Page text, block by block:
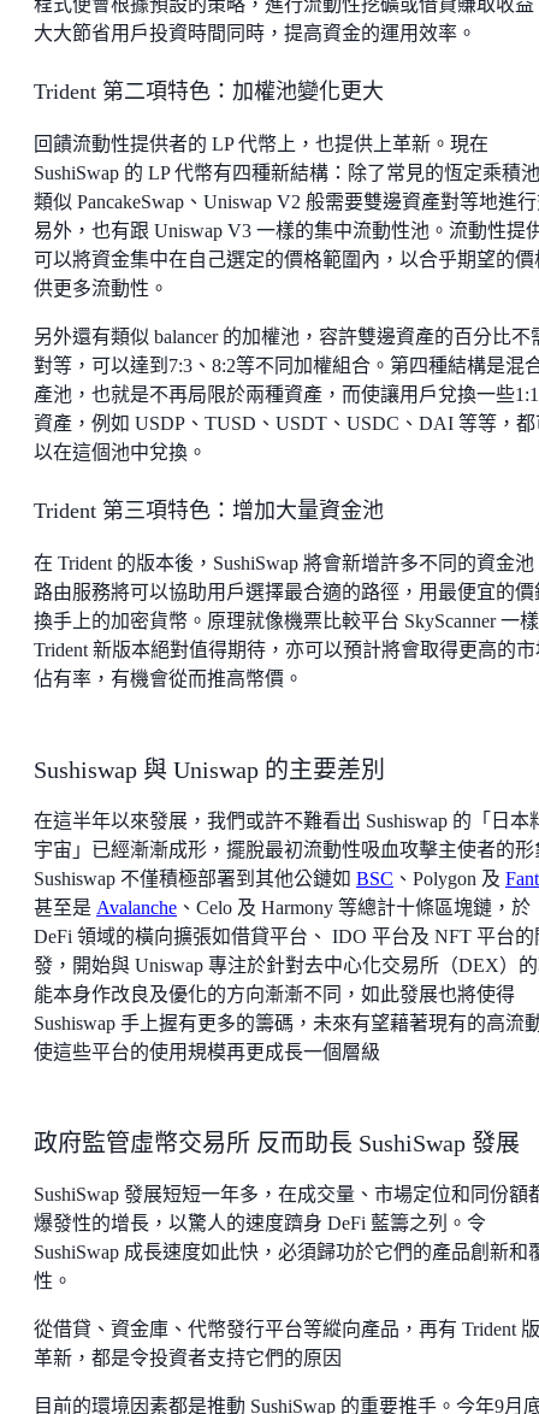
程式便會根據預設的策略，進行流動性挖礦或借貸賺取收益
大大節省用戶投資時間同時，提高資金的運用效率。
Trident 第二項特色：加權池變化更大
回饋流動性提供者的 LP 代幣上，也提供上革新。現在
SushiSwap 的 LP 代幣有四種新結構：除了常見的恆定乘積
類似 PancakeSwap、Uniswap V2 般需要雙邊資產對等地進
易外，也有跟 Uniswap V3 一樣的集中流動性池。流動性提
可以將資金集中在自己選定的價格範圍內，以合乎期望的價
供更多流動性。
另外還有類似 balancer 的加權池，容許雙邊資產的百分比不
對等，可以達到7:3、8:2等不同加權組合。第四種結構是混
產池，也就是不再局限於兩種資產，而使讓用戶兌換一些
資產，例如 USDP、TUSD、USDT、USDC、DAI 等等，都
以在這個池中兌換。
Trident 第三項特色：增加大量資金池
在 Trident 的版本後，SushiSwap 將會新增許多不同的資金
路由服務將可以協助用戶選擇最合適的路徑，用最便宜的價
換手上的加密貨幣。原理就像機票比較平台 SkyScanner 一
Trident 新版本絕對值得期待，亦可以預計將會取得更高的市
佔有率，有機會從而推高幣價。
Sushiswap 與 Uniswap 的主要差別
在這半年以來發展，我們或許不難看出 Sushiswap 的「日本
宇宙」已經漸漸成形，擺脫最初流動性吸血攻擊主使者的形
Sushiswap 不僅積極部署到其他公鏈如 BSC 、Polygon 及
甚至是 Avalanche 、Celo 及 Harmony 等總計十條區塊鏈，於
DeFi 領域的橫向擴張如借貸平台、 IDO 平台及 NFT 平台的
發，開始與 Uniswap 專注於針對去中心化交易所（DEX）
能本身作改良及優化的方向漸漸不同，如此發展也將使得
Sushiswap 手上握有更多的籌碼，未來有望藉著現有的高流
使這些平台的使用規模再更成長一個層級
政府監管虛幣交易所 反而助長 SushiSwap 發展
SushiSwap 發展短短一年多，在成交量、市場定位和同份額
爆發性的增長，以驚人的速度躋身 DeFi 藍籌之列。令
SushiSwap 成長速度如此快，必須歸功於它們的產品創新和
性。
從借貸、資金庫、代幣發行平台等縱向產品，再有 Trident
革新，都是令投資者支持它們的原因
目前的環境因素都是推動 SushiSwap 的重要推手。今年9月